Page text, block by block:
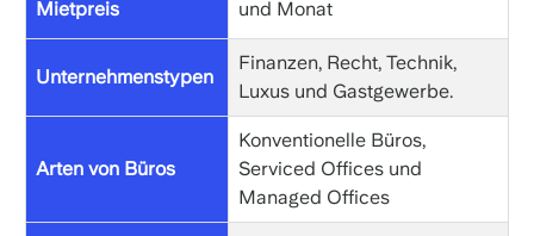
Mietpreis
und Monat
Unternehmenstypen
Finanzen, Recht, Technik,
Luxus und Gastgewerbe.
Arten von Büros
Konventionelle Büros,
Serviced Offices und
Managed Offices